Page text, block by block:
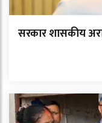
सरकार शासकीय